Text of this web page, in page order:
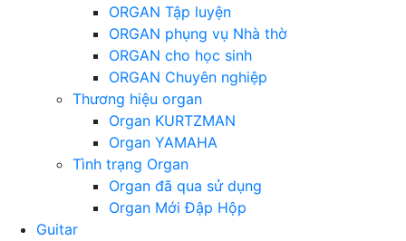
ORGAN Tập luyện
ORGAN phụng vụ Nhà thờ
ORGAN cho học sinh
ORGAN Chuyên nghiệp
Thương hiệu organ
Organ KURTZMAN
Organ YAMAHA
Tình trạng Organ
Organ đã qua sử dụng
Organ Mới Đập Hộp
Guitar